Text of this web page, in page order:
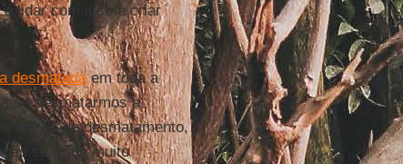
a lidar com isso e criar
desmatadaem toda a
se desmatarmos a
a 40% de desmatamento,
se torna muito